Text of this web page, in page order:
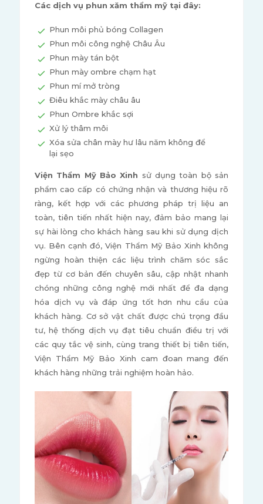
Các dịch vụ phun xăm thẩm mỹ tại đây:
Phun môi phủ bóng Collagen
Phun môi công nghệ Châu Âu
Phun mày tán bột
Phun mày ombre chạm hạt
Phun mí mở tròng
Điêu khắc mày châu âu
Phun Ombre khắc sợi
Xử lý thâm môi
Xóa sửa chân mày hư lâu năm không để
lại sẹo
Viện Thẩm Mỹ Bảo Xinh sử dụng toàn bộ sản
phẩm cao cấp có chứng nhận và thương hiệu rõ
ràng, kết hợp với các phương pháp trị liệu an
toàn, tiên tiến nhất hiện nay, đảm bảo mang lại
sự hài lòng cho khách hàng sau khi sử dụng dịch
vụ. Bên cạnh đó, Viện Thẩm Mỹ Bảo Xinh không
ngừng hoàn thiện các liệu trình chăm sóc sắc
đẹp từ cơ bản đến chuyên sâu, cập nhật nhanh
chóng những công nghệ mới nhất để đa dạng
hóa dịch vụ và đáp ứng tốt hơn nhu cầu của
khách hàng. Cơ sở vật chất được chú trọng đầu
tư, hệ thống dịch vụ đạt tiêu chuẩn điều trị với
các quy tắc vệ sinh, cùng trang thiết bị tiên tiến,
Viện Thẩm Mỹ Bảo Xinh cam đoan mang đến
khách hàng những trải nghiệm hoàn hảo.